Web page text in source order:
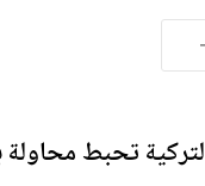
تحبط